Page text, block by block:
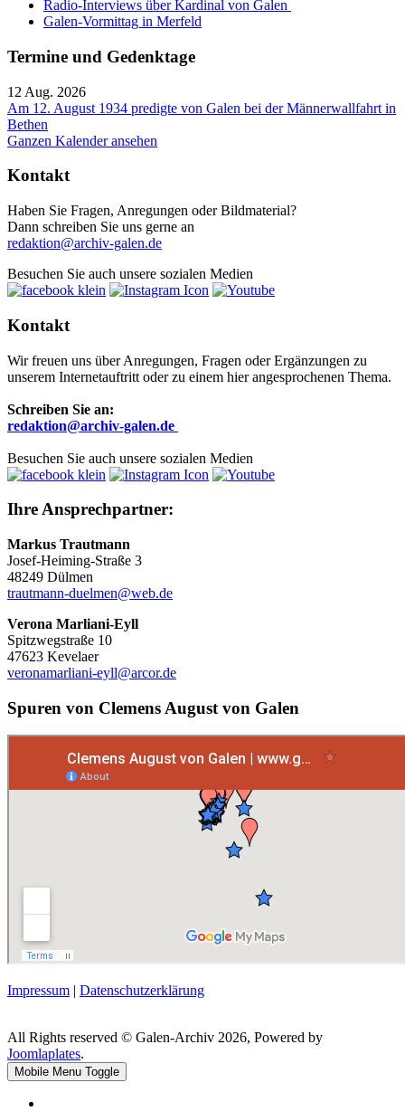
Radio-Interviews über Kardinal von Galen
Galen-Vormittag in Merfeld
Termine und Gedenktage
12 Aug. 2026
Am 12. August 1934 predigte von Galen bei der Männerwallfahrt in
Bethen
Ganzen Kalender ansehen
Kontakt
Haben Sie Fragen, Anregungen oder Bildmaterial?
Dann schreiben Sie uns gerne an
redaktion@archiv-galen.de
Besuchen Sie auch unsere sozialen Medien
Kontakt
Wir freuen uns über Anregungen, Fragen oder Ergänzungen zu
unserem Internetauftritt oder zu einem hier angesprochenen Thema.
Schreiben Sie an:
redaktion@archiv-galen.de
Besuchen Sie auch unsere sozialen Medien
Ihre Ansprechpartner:
Markus Trautmann
Josef-Heiming-Straße 3
48249 Dülmen
trautmann-duelmen@web.de
Verona Marliani-Eyll
Spitzwegstraße 10
47623 Kevelaer
veronamarliani-eyll@arcor.de
Spuren von Clemens August von Galen
Impressum | Datenschutzerklärung
All Rights reserved © Galen-Archiv 2026, Powered by
Joomlaplates.
Mobile Menu Toggle